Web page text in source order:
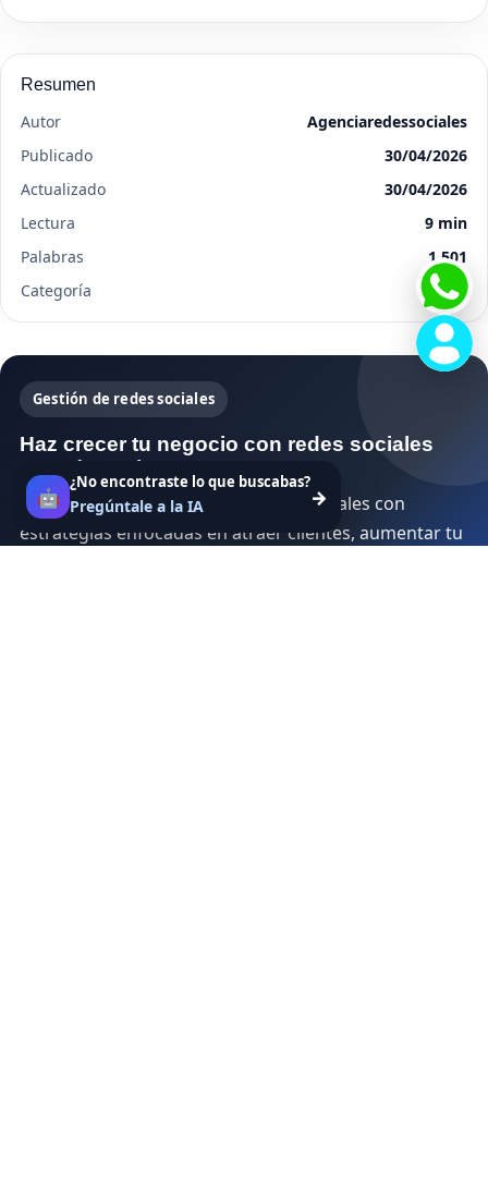
🤖
¿No encontraste lo que buscabas?
Pregúntale a la IA →
Resumen
Autor
Agenciaredessociales
Publicado
30/04/2026
Actualizado
30/04/2026
Lectura
9 min
Palabras
1,501
Categoría
Wiki
Gestión de redes sociales
Haz crecer tu negocio con redes sociales
que sí convierten
Creamos y gestionamos tus redes sociales con
estrategias enfocadas en atraer clientes, aumentar tu